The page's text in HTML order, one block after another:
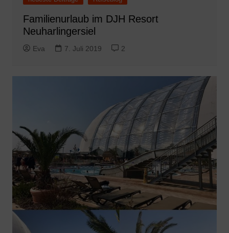
Familienurlaub im DJH Resort
Neuharlingersiel
Eva 7. Juli 2019 2